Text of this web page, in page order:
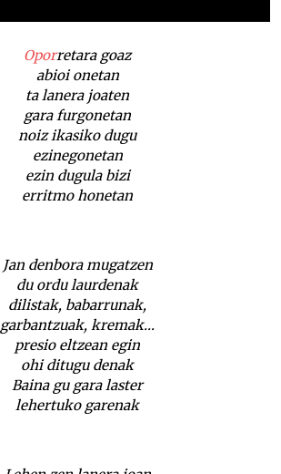
Oporretara goaz
abioi onetan
ta lanera joaten
gara furgonetan
noiz ikasiko dugu
ezinegonetan
ezin dugula bizi
erritmo honetan
Jan denbora mugatzen
du ordu laurdenak
dilistak, babarrunak,
garbantzuak, kremak…
presio eltzean egin
ohi ditugu denak
Baina gu gara laster
lehertuko garenak